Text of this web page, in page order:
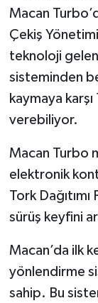
Macan
Çekiş
teknoloji
sisteminden
kaymaya
verebiliyor.
Macan Turbo
elektronik
Tork
sürüş keyfini
Macan’da ilk
yönlendirme
sahip. Bu